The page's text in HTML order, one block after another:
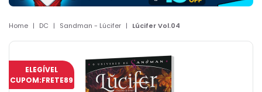
Home | DC | Sandman - Lúcifer | Lúcifer Vol.04
ELEGÍVEL
CUPOM:FRETE89